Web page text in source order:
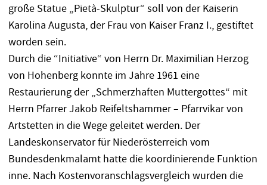
große Statue „Pietà-Skulptur“ soll von der Kaiserin
Karolina Augusta, der Frau von Kaiser Franz I., gestiftet
worden sein.
Durch die “Initiative“ von Herrn Dr. Maximilian Herzog
von Hohenberg konnte im Jahre 1961 eine
Restaurierung der „Schmerzhaften Muttergottes“ mit
Herrn Pfarrer Jakob Reifeltshammer – Pfarrvikar von
Artstetten in die Wege geleitet werden. Der
Landeskonservator für Niederösterreich vom
Bundesdenkmalamt hatte die koordinierende Funktion
inne. Nach Kostenvoranschlagsvergleich wurden die